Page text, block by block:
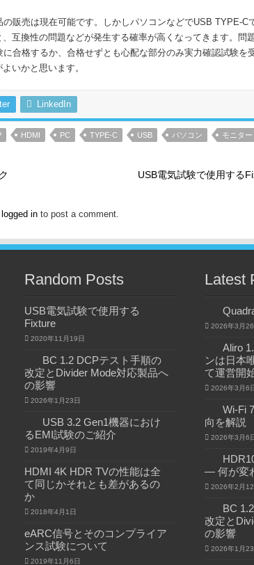
販売は現在可能です。しかしパソコンなどでUSB TYPE-C
互換性の問題などが発生する確率が高くなってきます。問
合格するか、合格せずとも心配な部分のみ実力確認試験を受
いかと思います。
LinkedIn
HDMI PC TYPE-C USB パソコン モニター
USB電気試験で使用する
logged into post a comment.
Random Posts
USB電気試験で使用する
Fixture
2020年11月19日
BC 1.2 DCPテスト手順の
改定とDivider Mode対応製品へ
の影響
2026年1月23日
USB 3.2 Gen1機器におけ
るEMI試験のご紹介
2019年4月9日
HDMI 4K HDR TVの性能は全
て同じかそれとも差があるの
か
2018年4月1日
eARC信号とそのコンプライア
ンス試験について
2019年11月6日
Latest
2026年3月26
Aliro
ンは日本
て運営開
2026年3月6日
Wi-Fi
向を解説
2026年3月6日
― 何が変
2026年2月12
BC
改定と
の影響
2026年1月23